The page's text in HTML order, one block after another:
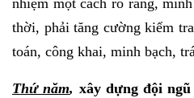
nhiệm một cách rõ ràng,
thời, phải tăng cường kiểm
toán, công khai, minh bạch,
Thứ năm, xây dựng đội